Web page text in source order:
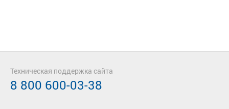
Техническая поддержка сайта
8 800 600-03-38